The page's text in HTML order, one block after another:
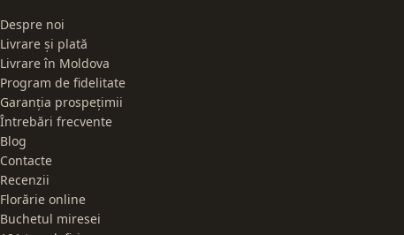
Despre noi
Livrare și plată
Livrare în Moldova
Program de fidelitate
Garanția prospețimii
Întrebări frecvente
Blog
Contacte
Recenzii
Florărie online
Buchetul miresei